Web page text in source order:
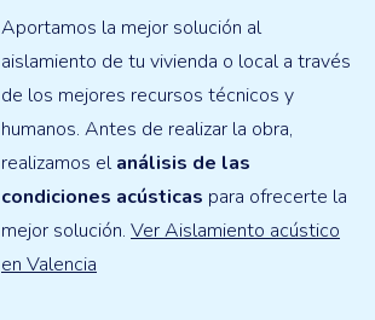
Aportamos la mejor solución al
aislamiento de tu vivienda o local a través
de los mejores recursos técnicos y
humanos. Antes de realizar la obra,
realizamos elanálisis de las
condiciones acústicas para ofrecerte la
mejor solución. Ver Aislamiento acústico
en Valencia